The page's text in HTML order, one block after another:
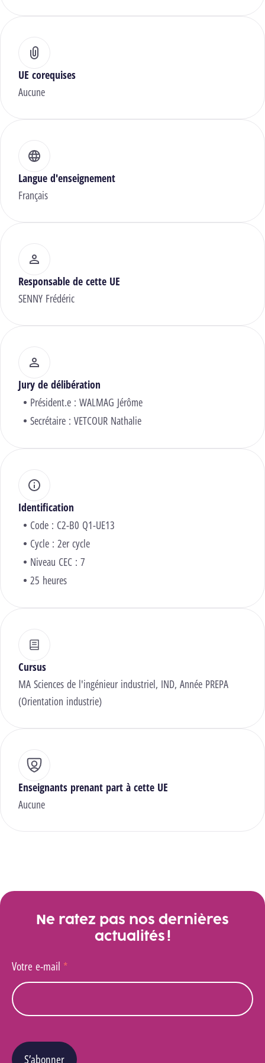
UE corequises
Aucune
Langue d'enseignement
Français
Responsable de cette UE
SENNY Frédéric
Jury de délibération
Président.e : WALMAG Jérôme
Secrétaire : VETCOUR Nathalie
Identification
Code : C2-B0 Q1-UE13
Cycle : 2er cycle
Niveau CEC : 7
25 heures
Cursus
MA Sciences de l'ingénieur industriel, IND, Année PREPA
(Orientation industrie)
Enseignants prenant part à cette UE
Aucune
Ne ratez pas nos dernières
actualités !
Votre e-mail *
S’abonner